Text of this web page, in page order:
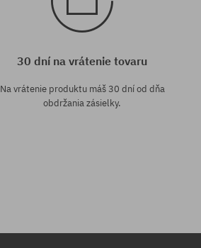
30 dní na vrátenie tovaru
Na vrátenie produktu máš 30 dní od dňa
obdržania zásielky.